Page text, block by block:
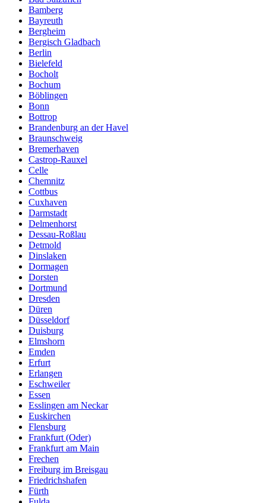
Bamberg
Bayreuth
Bergheim
Bergisch Gladbach
Berlin
Bielefeld
Bocholt
Bochum
Böblingen
Bonn
Bottrop
Brandenburg an der Havel
Braunschweig
Bremerhaven
Castrop-Rauxel
Celle
Chemnitz
Cottbus
Cuxhaven
Darmstadt
Delmenhorst
Dessau-Roßlau
Detmold
Dinslaken
Dormagen
Dorsten
Dortmund
Dresden
Düren
Düsseldorf
Duisburg
Elmshorn
Emden
Erfurt
Erlangen
Eschweiler
Essen
Esslingen am Neckar
Euskirchen
Flensburg
Frankfurt (Oder)
Frankfurt am Main
Frechen
Freiburg im Breisgau
Friedrichshafen
Fürth